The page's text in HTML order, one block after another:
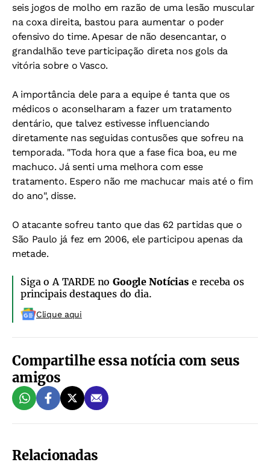
seis jogos de molho em razão de uma lesão muscular
na coxa direita, bastou para aumentar o poder
ofensivo do time. Apesar de não desencantar, o
grandalhão teve participação direta nos gols da
vitória sobre o Vasco.
A importância dele para a equipe é tanta que os
médicos o aconselharam a fazer um tratamento
dentário, que talvez estivesse influenciando
diretamente nas seguidas contusões que sofreu na
temporada. "Toda hora que a fase fica boa, eu me
machuco. Já senti uma melhora com esse
tratamento. Espero não me machucar mais até o fim
do ano", disse.
O atacante sofreu tanto que das 62 partidas que o
São Paulo já fez em 2006, ele participou apenas da
metade.
Siga o A TARDE noGoogle Notíciase receba os
principais destaques do dia.
Clique aqui
Compartilhe essa notícia com seus
amigos
Relacionadas